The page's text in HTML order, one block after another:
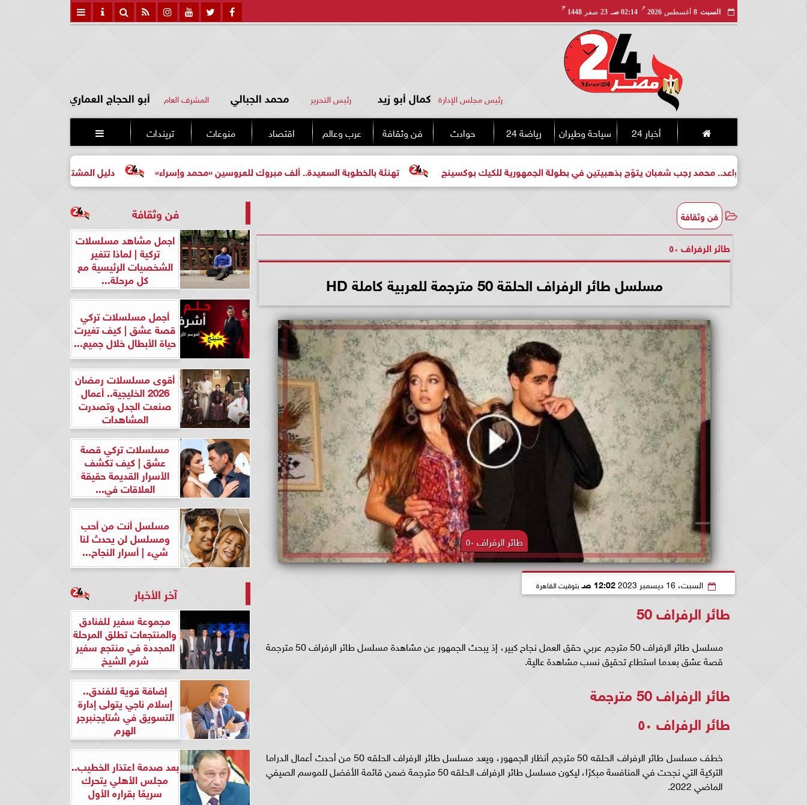
السبت 8 أغسطس 2026
مـ
02:14 صـ 23 صفر 1448
هـ
رئيس مجلس الإدارة كمال أبو زيد رئيس التحرير محمد الجبالي المشرف العام أبو الحجاج العماري
أخبار 24 سياحة وطيران رياضة 24 حوادث فن وثقافة عرب وعالم اقتصاد منوعات تريندات 
دليل المشتري لأول مرة لاختيار مشروع عقاري تهنئة بالخطوبة السعيدة.. ألف مبروك للعروسين «محمد وإسراء» محمد رجب شعبان يتوّج بذهبيتين في بطولة الجمهورية للكيك بوكسينج
فن وثقافة
طائر الرفراف ٥٠
مسلسل طائر الرفراف الحلقة 50 مترجمة للعربية كاملة HD
طائر الرفراف ٥٠
السبت، 16 ديسمبر 2023 12:02 صـ بتوقيت القاهرة
طائر الرفراف 50
مسلسل طائر الرفراف 50 مترجم عربي حقق العمل نجاح كبير، إذ يبحث الجمهور عن مشاهدة مسلسل طائر الرفراف 50 مترجمة
قصة عشق بعدما استطاع تحقيق نسب مشاهدة عالية.
طائر الرفراف 50 مترجمة
طائر الرفراف ٥٠
خطف مسلسل طائر الرفراف الحلقه 50 مترجم أنظار الجمهور، ويعد مسلسل طائر الرفراف الحلقه 50 من أحدث أعمال الدراما
التركية التي نجحت في المنافسة مبكرًا، ليكون مسلسل طائر الرفراف الحلقه 50 مترجمة ضمن قائمة الأفضل للموسم الصيفي
الماضي 2022.
فن وثقافة
اجمل مشاهد مسلسلات
تركية | لماذا تتغير
الشخصيات الرئيسية مع
كل مرحلة...
أجمل مسلسلات تركي
قصة عشق | كيف تغيرت
حياة الأبطال خلال جميع...
أقوى مسلسلات رمضان
2026 الخليجية.. أعمال
صنعت الجدل وتصدرت
المشاهدات
مسلسلات تركي قصة
عشق | كيف تكشف
الأسرار القديمة حقيقة
العلاقات في...
مسلسل أنت من أحب
ومسلسل لن يحدث لنا
شيء | أسرار النجاح...
آخر الأخبار
مجموعة سفير للفنادق
والمنتجعات تطلق المرحلة
المجددة في منتجع سفير
شرم الشيخ
إضافة قوية للفندق..
إسلام ناجي يتولى إدارة
التسويق في شتايجنبرجر
الهرم
بعد صدمة اعتذار الخطيب..
مجلس الأهلي يتحرك
سريعًا بقراره الأول